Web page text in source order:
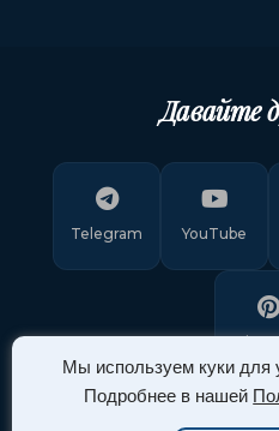
Мы используем куки для
Подробнее в нашей
Давайте
Telegram YouTube